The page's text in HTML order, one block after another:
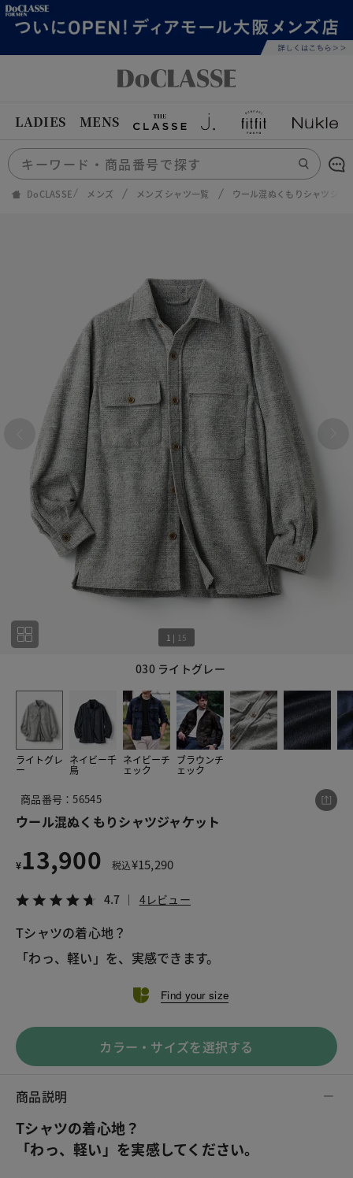
LADIES MENS
DoCLASSE メンズ メンズ シャツ一覧 ウール混ぬくもりシャツジャ
030 ライトグレー
1 | 15
ライトグレ
ー
ネイビー千
鳥
ネイビーチ
ェック
ブラウンチ
ェック
15
商品番号：56545
ウール混ぬくもりシャツジャケット
¥13,900 税込¥15,290
4.7 4レビュー
Tシャツの着心地？
「わっ、軽い」を、実感できます。
Find your size
カラー・サイズを選択する
商品説明
Tシャツの着心地？
「わっ、軽い」を実感してください。
この商品をシェアする
ウール混ぬくもりシャツジャケット
¥13,900 税込¥15,290